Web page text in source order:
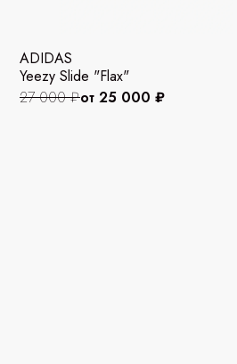
ADIDAS
Yeezy Slide "Flax"
27 000 ₽от 25 000 ₽